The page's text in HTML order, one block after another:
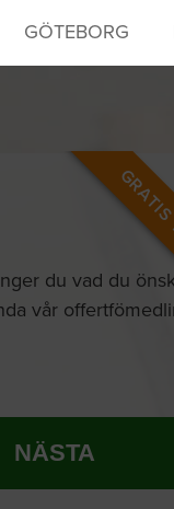
GÖTEBORG
du vad du
vår
NÄSTA